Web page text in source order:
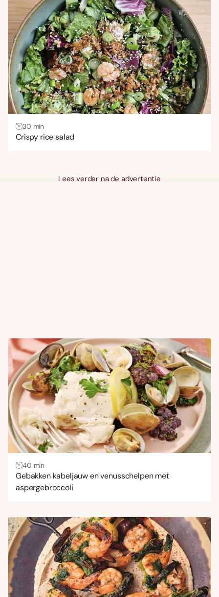
30 min
Crispy rice salad
Lees verder na de advertentie
40 min
Gebakken kabeljauw en venusschelpen met
aspergebroccoli